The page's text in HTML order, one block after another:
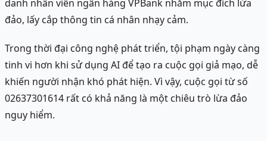
danh nhân viên ngân hàng VPBank nhằm mục đích lừa
đảo, lấy cắp thông tin cá nhân nhạy cảm.
Trong thời đại công nghệ phát triển, tội phạm ngày càng
tinh vi hơn khi sử dụng AI để tạo ra cuộc gọi giả mạo, dễ
khiến người nhận khó phát hiện. Vì vậy, cuộc gọi từ số
02637301614 rất có khả năng là một chiêu trò lừa đảo
nguy hiểm.